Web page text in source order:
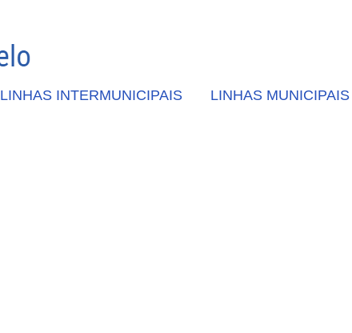
LINHAS INTERMUNICIPAIS LINHAS MUNICIPAIS